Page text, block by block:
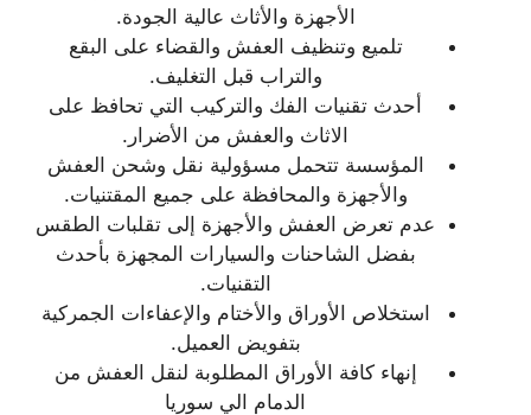
الأجهزة والأثاث عالية الجودة.
تلميع وتنظيف العفش والقضاء على البقع
والتراب قبل التغليف.
أحدث تقنيات الفك والتركيب التي تحافظ على
الاثاث والعفش من الأضرار.
المؤسسة تتحمل مسؤولية نقل وشحن العفش
والأجهزة والمحافظة على جميع المقتنيات.
عدم تعرض العفش والأجهزة إلى تقلبات الطقس
بفضل الشاحنات والسيارات المجهزة بأحدث
التقنيات.
استخلاص الأوراق والأختام والإعفاءات الجمركية
بتفويض العميل.
إنهاء كافة الأوراق المطلوبة لنقل العفش من
الدمام الي سوريا